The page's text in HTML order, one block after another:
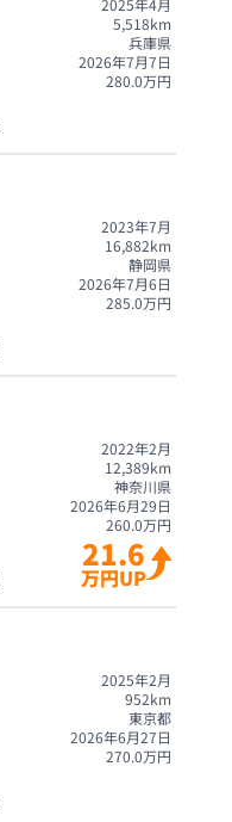
2025年4月
5,518km
兵庫県
2026年7月7日
280.0万円
2023年7月
16,882km
静岡県
2026年7月6日
285.0万円
2022年2月
12,389km
神奈川県
2026年6月29日
260.0万円
21.6
万円UP
2025年2月
952km
東京都
2026年6月27日
270.0万円